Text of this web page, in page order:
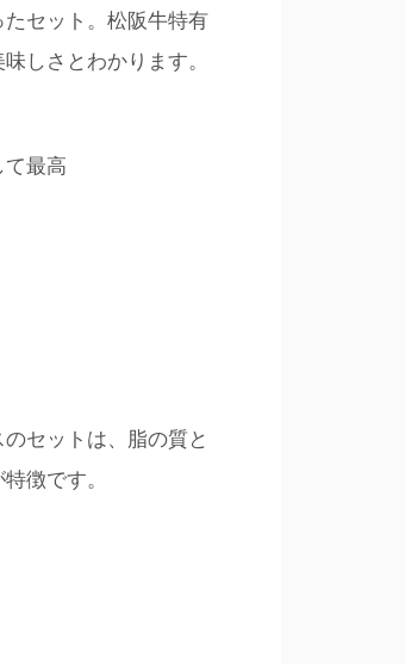
セット。松阪牛特有
しさとわかります。
て最高
セットは、脂の質と
徴です。